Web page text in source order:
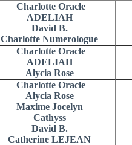
Charlotte Oracle
ADELIAH
David B.
Charlotte Numerologue
Charlotte Oracle
ADELIAH
Alycia Rose
Charlotte Oracle
Alycia Rose
Maxime Jocelyn
Cathyss
David B.
Catherine LEJEAN